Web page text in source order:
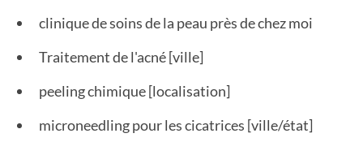
clinique de soins de la peau près de chez moi
Traitement de l'acné [ville]
peeling chimique [localisation]
microneedling pour les cicatrices [ville/état]